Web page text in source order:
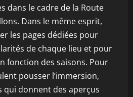
dans le cadre de la Route
Dans le même esprit,
les pages dédiées pour
de chaque lieu et pour
fonction des saisons. Pour
pousser l’immersion,
qui donnent des aperçus